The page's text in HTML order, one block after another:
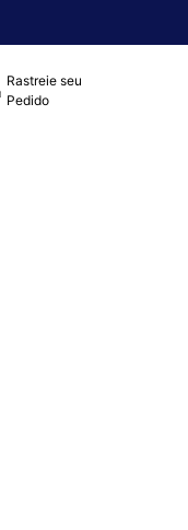
Rastreie seu
Pedido